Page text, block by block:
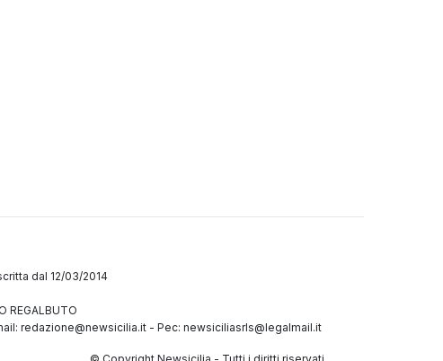
dal 12/03/2014
REGALBUTO
redazione@newsicilia.it - Pec: newsiciliasrls@legalmail.it